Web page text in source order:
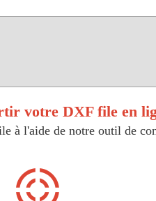
votre DXF file en
à l'aide de notre outil de